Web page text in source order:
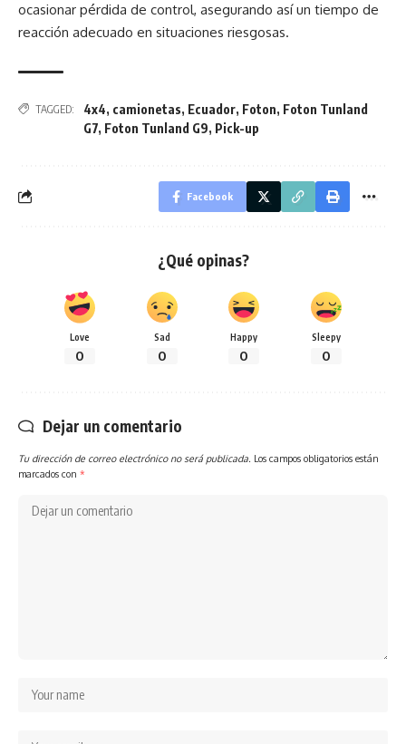
ocasionar pérdida de control, asegurando así un tiempo de
reacción adecuado en situaciones riesgosas.
TAGGED: 4x4, camionetas, Ecuador, Foton, Foton Tunland
G7, Foton Tunland G9, Pick-up
Facebook
¿Qué opinas?
Love
0
Sad
0
Happy
0
Sleepy
0
Dejar un comentario
Tu dirección de correo electrónico no será publicada. Los campos obligatorios están
marcados con *